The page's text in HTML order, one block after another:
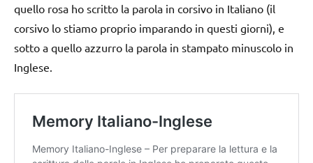
quello rosa ho scritto la parola in corsivo in Italiano (il
corsivo lo stiamo proprio imparando in questi giorni), e
sotto a quello azzurro la parola in stampato minuscolo in
Inglese.